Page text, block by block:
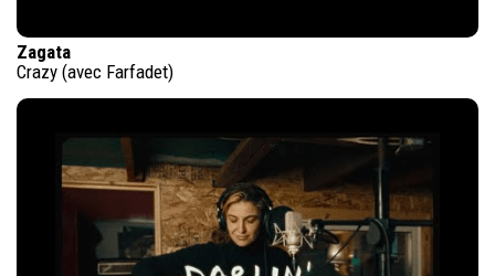
Zagata
Crazy (avec Farfadet)